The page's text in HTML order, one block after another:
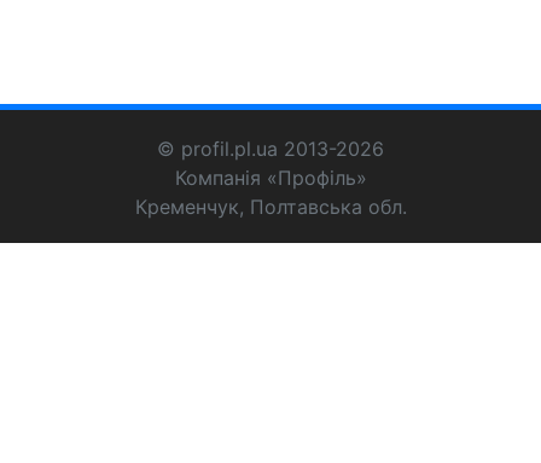
© profil.pl.ua 2013-2026
Компанія «Профіль»
Кременчук, Полтавська обл.